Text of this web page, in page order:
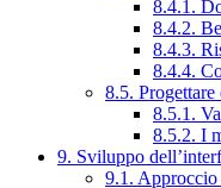
8.4.1.
8.4.2.
8.4.3.
8.4.4.
8.5.
8.5.1.
8.5.2. I
9. Sviluppo
9.1.